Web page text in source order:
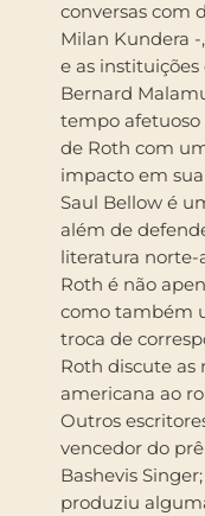
conversas com
Milan Kundera
e as instituições
Bernard
tempo afetuoso
de Roth com
impacto em
Saul Bellow é
além de
literatura norte-
Roth é não
como também
troca de
Roth discute as
americana ao
Outros
vencedor do
Bashevis
produziu